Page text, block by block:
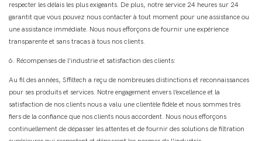
respecter les délais les plus exigeants. De plus, notre service 24 heures sur 24
garantit que vous pouvez nous contacter à tout moment pour une assistance ou
une assistance immédiate. Nous nous efforçons de fournir une expérience
transparente et sans tracas à tous nos clients.
6. Récompenses de l'industrie et satisfaction des clients:
Au fil des années, Sffiltech a reçu de nombreuses distinctions et reconnaissances
pour ses produits et services. Notre engagement envers l’excellence et la
satisfaction de nos clients nous a valu une clientèle fidèle et nous sommes très
fiers de la confiance que nos clients nous accordent. Nous nous efforçons
continuellement de dépasser les attentes et de fournir des solutions de filtration